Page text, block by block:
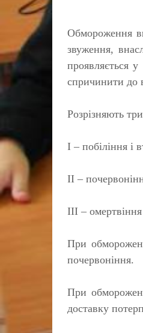
Обмороження
звуження,
проявляється
спричинити до
Розрізняють
І – побіління і
II –
III – омертвіння
При
почервоніння.
При
доставку